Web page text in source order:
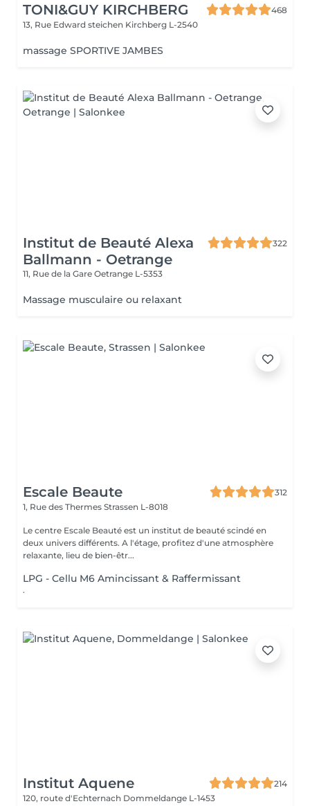
TONI&GUY KIRCHBERG
468
13, Rue Edward steichen Kirchberg L-2540
massage SPORTIVE JAMBES
Institut de Beauté Alexa
Ballmann - Oetrange
322
11, Rue de la Gare Oetrange L-5353
Massage musculaire ou relaxant
Escale Beaute
312
1, Rue des Thermes Strassen L-8018
Le centre Escale Beauté est un institut de beauté scindé en
deux univers différents. A l'étage, profitez d'une atmosphère
relaxante, lieu de bien-êtr...
LPG - Cellu M6 Amincissant & Raffermissant
.
Institut Aquene
214
120, route d'Echternach Dommeldange L-1453